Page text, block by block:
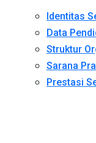
Identitas
Data
Struktur
Sarana
Prestasi